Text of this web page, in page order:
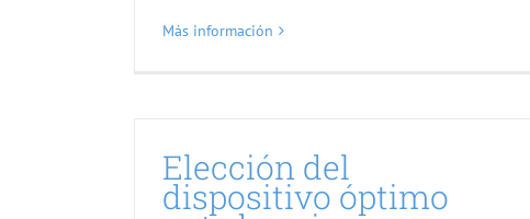
Más información
Elección del
dispositivo óptimo